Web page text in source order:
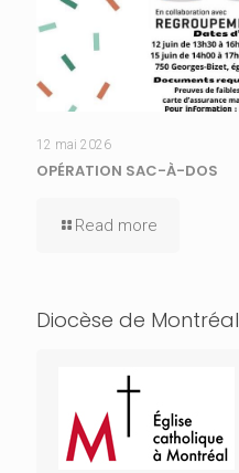
12 mai 2026
OPÉRATION SAC-À-DOS
Read more
Diocèse de Montréal